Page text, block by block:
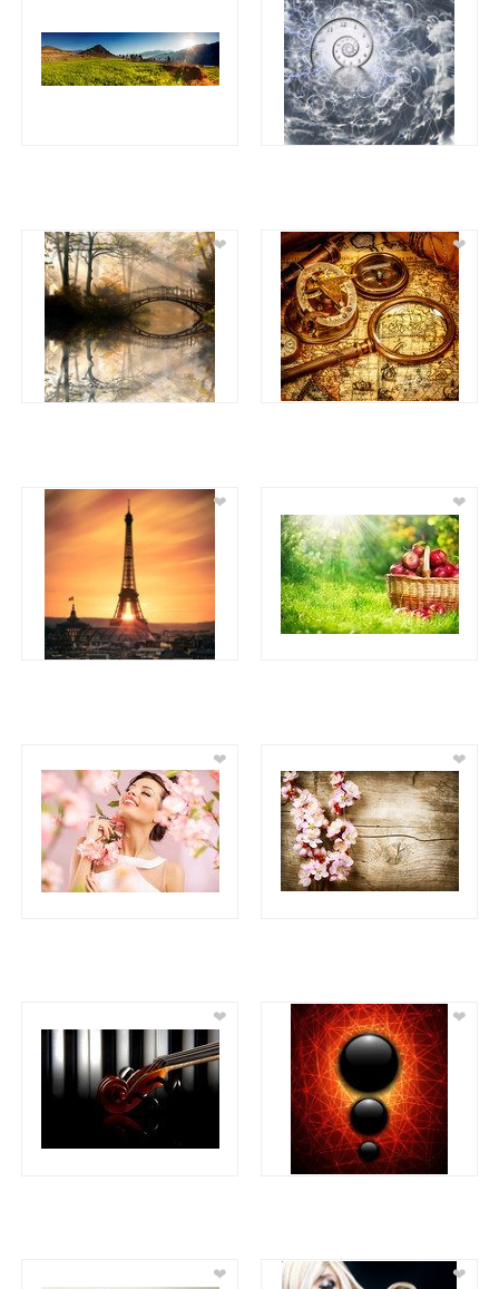
❤ ❤
❤ ❤
❤ ❤
❤ ❤
❤ ❤